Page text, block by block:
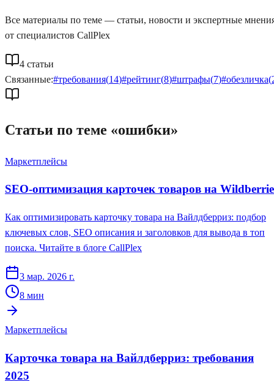
Все материалы по теме — статьи, новости и экспертные
от специалистов CallPlex
4 статьи
Связанные:#требования(14)#рейтинг(8)#штрафы(7)#обезличка(
Статьи по теме «ошибки»
Маркетплейсы
SEO-оптимизация карточек товаров на
Как оптимизировать карточку товара на Вайлдберриз: подбор
ключевых слов, SEO описания и заголовков для вывода в топ
поиска. Читайте в блоге CallPlex
3 мар. 2026 г.
8 мин
Маркетплейсы
Карточка товара на Вайлдберриз: требования
2025